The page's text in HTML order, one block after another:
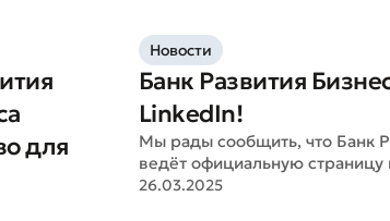
для
Новости
Банк Развития
LinkedIn!
Мы рады сообщить, что Банк
ведёт официальную страницу
26.03.2025